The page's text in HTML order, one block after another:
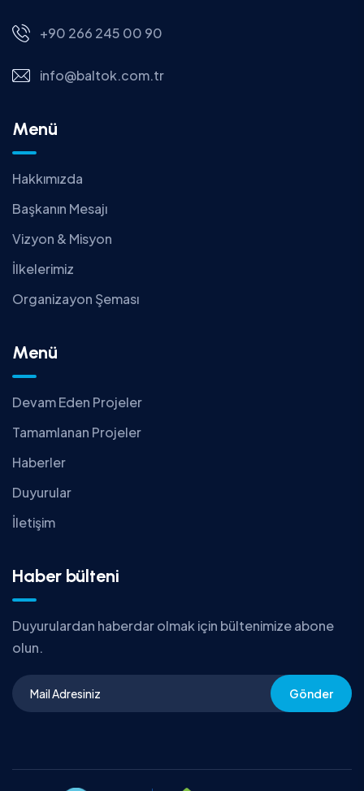
+90 266 245 00 90
info@baltok.com.tr
Menü
Hakkımızda
Başkanın Mesajı
Vizyon & Misyon
İlkelerimiz
Organizayon Şeması
Menü
Devam Eden Projeler
Tamamlanan Projeler
Haberler
Duyurular
İletişim
Haber bülteni
Duyurulardan haberdar olmak için bültenimize abone
olun.
Gönder